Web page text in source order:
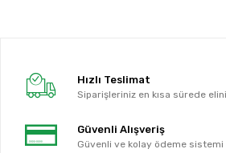
Hızlı Teslimat
Siparişleriniz en kısa sürede
Güvenli Alışveriş
Güvenli ve kolay ödeme sistemi